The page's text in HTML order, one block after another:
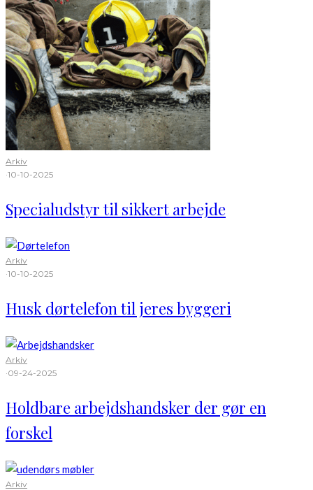
Arkiv
·10-10-2025
Specialudstyr til sikkert arbejde
Arkiv
·10-10-2025
Husk dørtelefon til jeres byggeri
Arkiv
·09-24-2025
Holdbare arbejdshandsker der gør en
forskel
Arkiv